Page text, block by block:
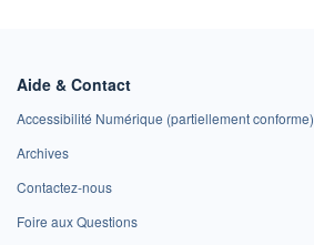
Aide & Contact
Accessibilité Numérique (partiellement conforme)
Archives
Contactez-nous
Foire aux Questions